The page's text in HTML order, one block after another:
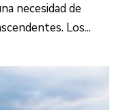
necesidad de
Los...